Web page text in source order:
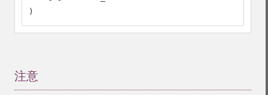
)
注意